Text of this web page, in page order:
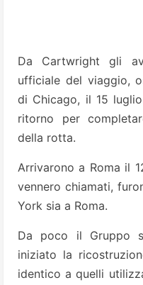
Da Cartwright gli
ufficiale del viaggio,
di Chicago, il 15
ritorno per
della rotta.
Arrivarono a Roma il
vennero chiamati,
York sia a Roma.
Da poco il Gruppo
iniziato la
identico a quelli